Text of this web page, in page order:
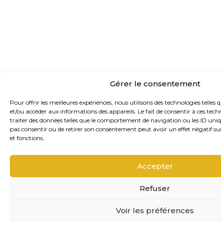
Gérer le consentement
Pour offrir les meilleures expériences, nous utilisons des technologies telles
et/ou accéder aux informations des appareils. Le fait de consentir à ces
traiter des données telles que le comportement de navigation ou les ID
pas consentir ou de retirer son consentement peut avoir un effet négatif
et fonctions.
Accepter
Refuser
Voir les préférences